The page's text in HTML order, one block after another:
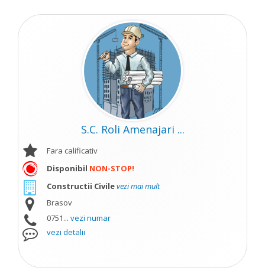
S.C. Roli Amenajari ...
Fara calificativ
Disponibil NON-STOP!
Constructii Civilevezi mai mult
Brasov
0751... vezi numar
vezi detalii